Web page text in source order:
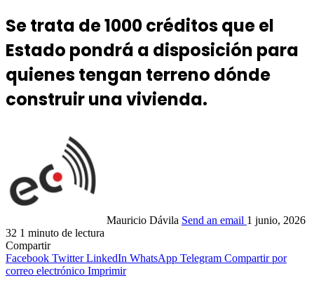
Se trata de 1000 créditos que el
Estado pondrá a disposición para
quienes tengan terreno dónde
construir una vivienda.
Mauricio Dávila Send an email 1 junio, 2026
32 1 minuto de lectura
Compartir
Facebook Twitter LinkedIn WhatsApp Telegram Compartir por
correo electrónico Imprimir